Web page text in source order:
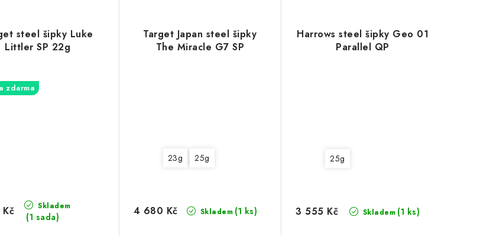
steel šipky Luke
Littler SP 22g
zdarma
Skladem
(1 sada)
Target Japan steel šipky
The Miracle G7 SP
23g 25g
Skladem (1 ks)
4 680 Kč
Harrows steel šipky Geo 01
Parallel QP
25g
Skladem (1 ks)
3 555 Kč